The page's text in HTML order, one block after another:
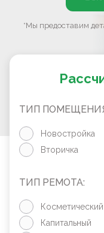
*Мы предоставим
ТИП
Новостройка
Вторичка
ТИП РЕМОТА:
Косметический
Капитальный